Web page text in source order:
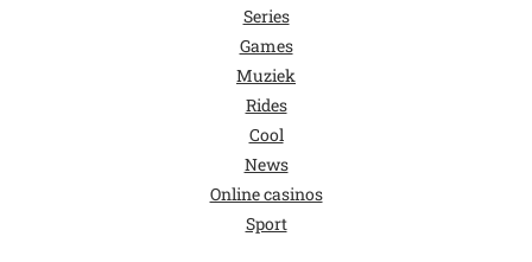
Series
Games
Muziek
Rides
Cool
News
Online casinos
Sport